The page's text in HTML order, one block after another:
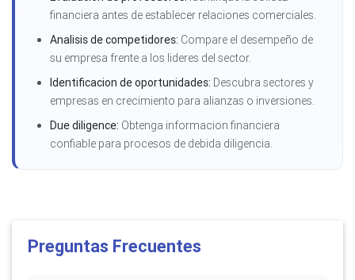
financiera antes de establecer relaciones comerciales.
Analisis de competidores: Compare el desempeño de
su empresa frente a los lideres del sector.
Identificacion de oportunidades: Descubra sectores y
empresas en crecimiento para alianzas o inversiones.
Due diligence: Obtenga informacion financiera
confiable para procesos de debida diligencia.
Preguntas Frecuentes